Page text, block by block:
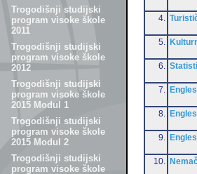
Trogodišnji studijski
program visoke škole
2011
Trogodišnji studijski
program visoke škole
2012
Trogodišnji studijski
program visoke škole
2015 Modul 1
Trogodišnji studijski
program visoke škole
2015 Modul 2
Trogodišnji studijski
program visoke škole
4.
5.
6.
7.
8.
9.
10.